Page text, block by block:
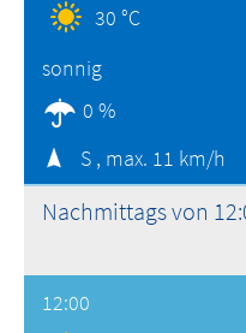
30 °C
sonnig
0 %
S , max. 11 km/h
Nachmittags von
12:00